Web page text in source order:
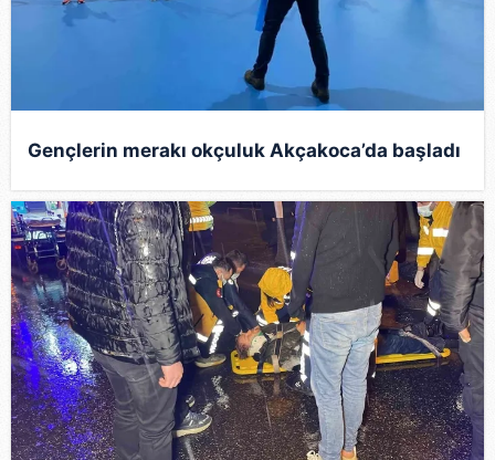
Gençlerin merakı okçuluk Akçakoca’da başladı